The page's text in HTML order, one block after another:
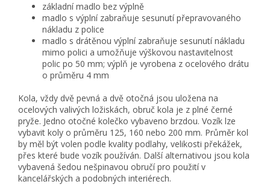
základní madlo bez výplně
madlo s výplní zabraňuje sesunutí přepravovaného
nákladu z police
madlo s drátěnou výplní zabraňuje sesunutí nákladu
mimo polici a umožňuje výškovou nastavitelnost
polic po 50 mm; výplň je vyrobena z ocelového drátu
o průměru 4 mm
Kola, vždy dvě pevná a dvě otočná jsou uložena na
ocelových valivých ložiskách, obruč kola je z plné černé
pryže. Jedno otočné kolečko vybaveno brzdou. Vozík lze
vybavit koly o průměru 125, 160 nebo 200 mm. Průměr kol
by měl být volen podle kvality podlahy, velikosti překážek,
přes které bude vozík používán. Další alternativou jsou kola
vybavená šedou nešpinavou obručí pro použití v
kancelářských a podobných interiérech.